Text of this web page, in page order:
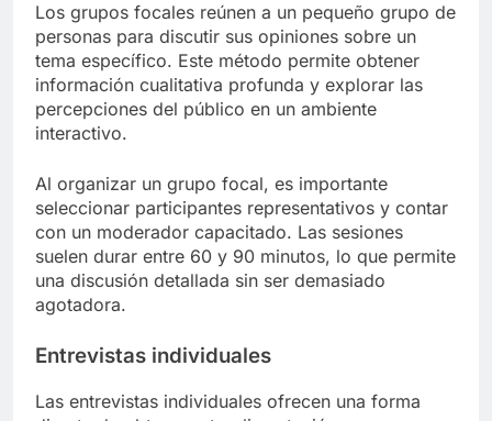
Los grupos focales reúnen a un pequeño grupo de
personas para discutir sus opiniones sobre un
tema específico. Este método permite obtener
información cualitativa profunda y explorar las
percepciones del público en un ambiente
interactivo.
Al organizar un grupo focal, es importante
seleccionar participantes representativos y contar
con un moderador capacitado. Las sesiones
suelen durar entre 60 y 90 minutos, lo que permite
una discusión detallada sin ser demasiado
agotadora.
Entrevistas individuales
Las entrevistas individuales ofrecen una forma